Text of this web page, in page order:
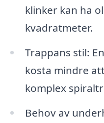
klinker kan ha
kvadratmeter.
Trappans stil:
kosta mindre
komplex
Behov av